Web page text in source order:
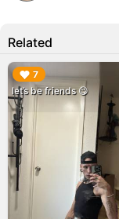
Related
7
let’s be friends 😋
▶︎